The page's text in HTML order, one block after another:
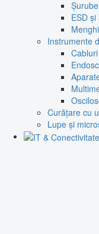
ESD
Instrumente
Curățare cu
Lupe și